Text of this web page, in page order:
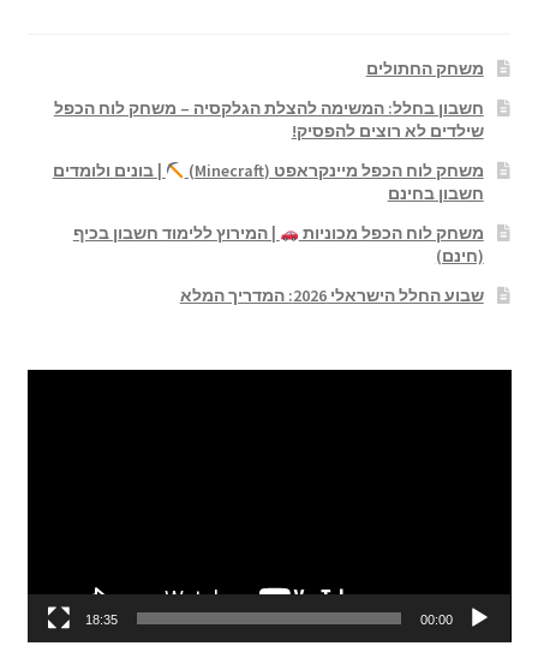
משחק החתולים
חשבון בחלל: המשימה להצלת הגלקסיה – משחק לוח הכפל
שילדים לא רוצים להפסיק!
משחק לוח הכפל מיינקראפט (Minecraft)
| בונים ולומדים
חשבון בחינם
משחק לוח הכפל מכוניות
| המירוץ ללימוד חשבון בכיף
(חינם)
שבוע החלל הישראלי 2026: המדריך המלא
00:00
18:35